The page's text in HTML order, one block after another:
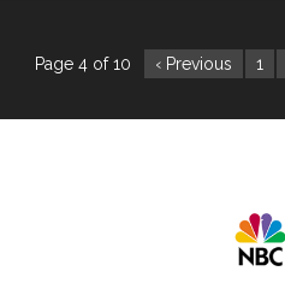
Page 4 of 10 ‹ Previous 1